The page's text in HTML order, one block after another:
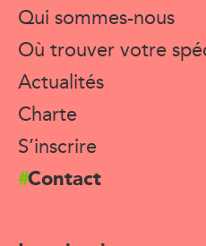
Qui sommes-nous
Où trouver votre
Actualités
Charte
S’inscrire
Contact